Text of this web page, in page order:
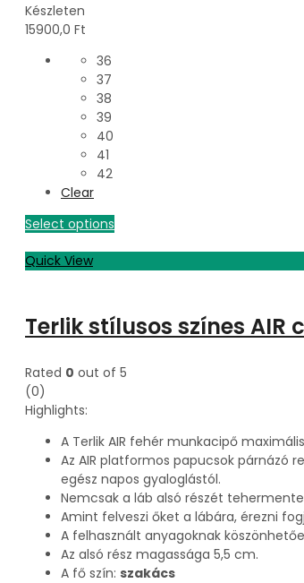
Készleten
15900,0 Ft
36
37
38
39
40
41
42
Clear
Select options
Quick View
Terlik stílusos színes
Rated 0 out of 5
(0)
Highlights:
A Terlik AIR fehér munkacipő
Az AIR platformos papucsok párnázó
egész napos gyaloglástól.
Nemcsak a láb alsó részét
Amint felveszi őket a lábára, érezni
A felhasznált anyagoknak
Az alsó rész magassága 5,5 cm.
A fő szín: szakács